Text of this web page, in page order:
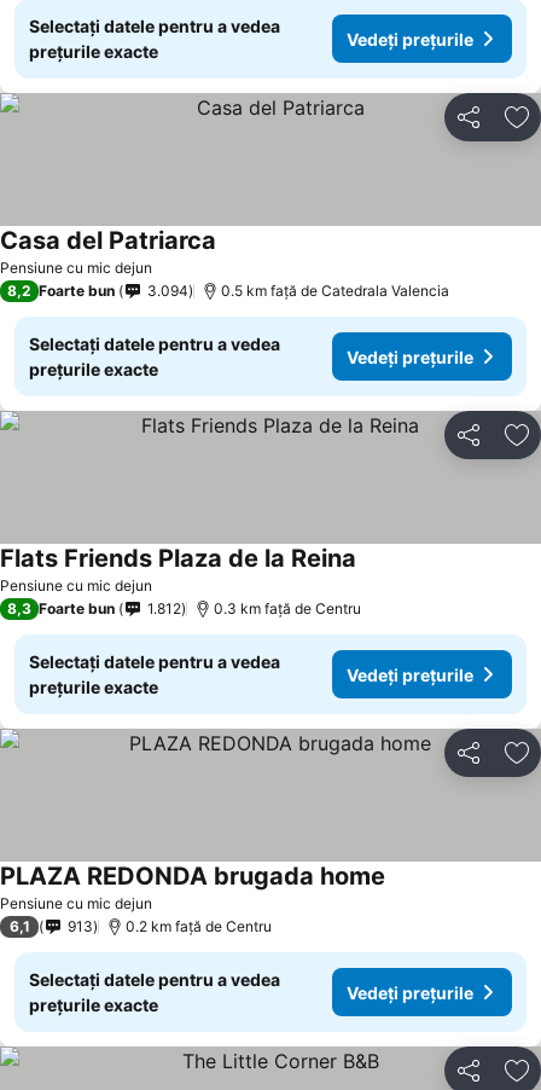
Selectați datele pentru a vedea
prețurile exacte
Vedeți prețurile
Distribuiți
Pensiune cu mic dejun
Casa del Patriarca
8,2 Foarte bun 3.094 0.5 km faţă de Catedrala Valencia
Selectați datele pentru a vedea
prețurile exacte
Vedeți prețurile
Distribuiți
Pensiune cu mic dejun
Flats Friends Plaza de la Reina
8,3 Foarte bun 1.812 0.3 km faţă de Centru
Selectați datele pentru a vedea
prețurile exacte
Vedeți prețurile
Distribuiți
Pensiune cu mic dejun
PLAZA REDONDA brugada home
6,1 913 0.2 km faţă de Centru
Selectați datele pentru a vedea
prețurile exacte
Vedeți prețurile
Distribuiți